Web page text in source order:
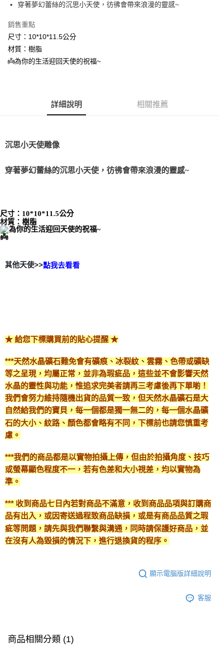
街口支付
悠遊付
ATM付款
7-11取貨付款
賣家宅配幫您送（台灣）
付款後門市自取
免運費
穿著夢幻蕾絲的沉思小天使，彷彿會帶來浪漫的靈感~
銷售重點
尺寸：10*10*11.5公分
材質：樹脂
👼為你的生活迎回天使的祝福~
詳細說明 相關推薦
沉思小天使雕像
穿著夢幻蕾絲的沉思小天使，彷彿會帶來浪漫的靈感~
尺寸：10*10*11.5公分
材質：樹脂
為你的生活迎回天使的祝福~
其他天使>>點我去看看
★ 給您下標購買前的貼心提醒 ★
***天然水晶礦石難免會有礦痕、冰裂紋、雲霧、色帶或礦缺
等之呈現，均屬正常，並非為瑕疵品，這些並不會影響天然
水晶的靈性與功能，惟追求完美者請再三考慮後再下單喲！
我們會努力維持隨機出貨的品質一致，但天然水晶礦石是大
自然給我們的寶貝，每一個都是獨一無二的，每一個水晶礦
石的大小、紋路、顏色都會略有不同，下標前也請您慎重考
慮。
***我們的商品都是以實物拍攝上傳，但由於拍攝角度、技巧
或螢幕顯色程度不一，若有色差和大小視差，均以實物為
準。
*** 收到商品七日內若對商品不滿意，收到商品品項與訂購商
品有出入，或因寄送過程致商品缺損，或是有商品品質之瑕
疵等問題，請先與我們聯繫與溝通，同時請保護好商品，並
在沒有人為毀損的情況下，進行退換貨的程序。
顯示電腦版詳細說明
客服
商品相關分類 (1)